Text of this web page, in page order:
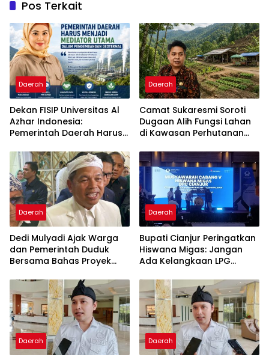
Pos Terkait
Daerah
Dekan FISIP Universitas Al
Azhar Indonesia:
Pemerintah Daerah Harus
dalam Pengembangan
Geotermal
Daerah
Camat Sukaresmi Soroti
Dugaan Alih Fungsi Lahan
di Kawasan Perhutanan
Daerah
Dedi Mulyadi Ajak Warga
dan Pemerintah Duduk
Bersama Bahas Proyek
Daerah
Bupati Cianjur Peringatkan
Hiswana Migas: Jangan
Ada Kelangkaan LPG
dan Spekulasi
Daerah Daerah